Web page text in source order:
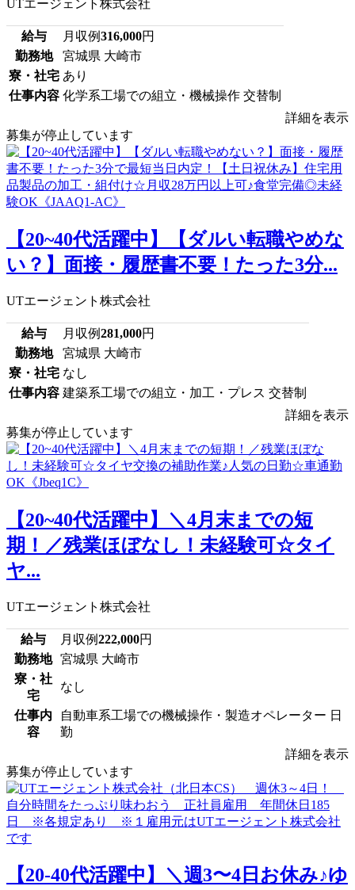
UTエージェント株式会社
給与 月収例316,000円
勤務地
宮城県 大崎市
寮・社宅 あり
仕事内容 化学系工場での組立・機械操作 交替制
詳細を表示
募集が停止しています
【20~40代活躍中】【ダルい転職やめな
い？】面接・履歴書不要！たった3分...
UTエージェント株式会社
給与 月収例281,000円
勤務地
宮城県 大崎市
寮・社宅 なし
仕事内容 建築系工場での組立・加工・プレス 交替制
詳細を表示
募集が停止しています
【20~40代活躍中】＼4月末までの短
期！／残業ほぼなし！未経験可☆タイ
ヤ...
UTエージェント株式会社
給与 月収例222,000円
勤務地
宮城県 大崎市
寮・社
宅
なし
仕事内
容
自動車系工場での機械操作・製造オペレーター 日
勤
詳細を表示
募集が停止しています
【20-40代活躍中】＼週3〜4日お休み♪ゆ